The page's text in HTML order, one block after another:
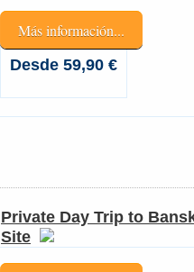
Más información...
Desde 59,90 €
Private Day Trip to
Site